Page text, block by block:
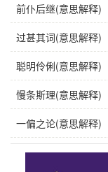
前仆后继(意思解释)
过甚其词(意思解释)
聪明伶俐(意思解释)
慢条斯理(意思解释)
一偏之论(意思解释)